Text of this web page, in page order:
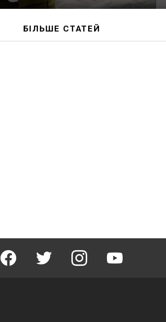
БІЛЬШЕ СТАТЕЙ
facebook twitter instagram youtube